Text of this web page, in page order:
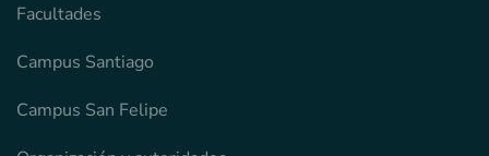
Facultades
Campus Santiago
Campus San Felipe